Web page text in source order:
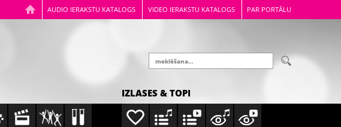
AUDIO IERAKSTU KATALOGS VIDEO IERAKSTU KATALOGS PAR PORTĀLU
IZLASES & TOPI